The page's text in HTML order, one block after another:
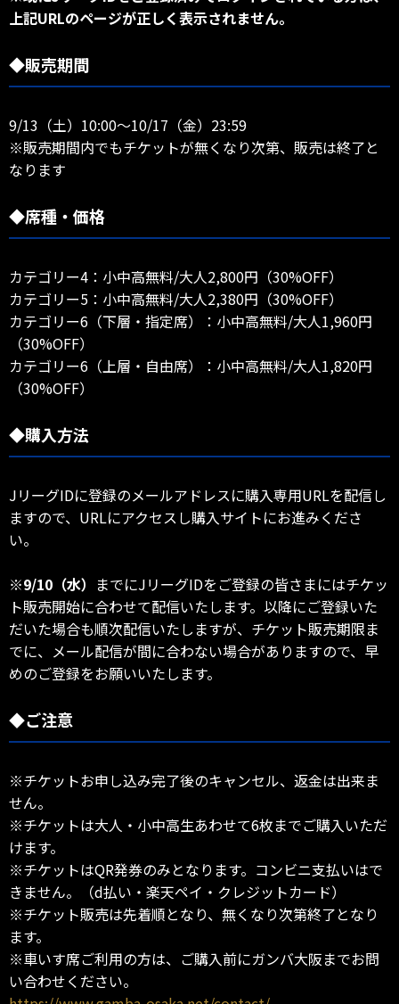
上記URLのページが正しく表示されません。
◆販売期間
9/13（土）10:00～10/17（金）23:59
※販売期間内でもチケットが無くなり次第、販売は終了と
なります
◆席種・価格
カテゴリー4：小中高無料/大人2,800円（30%OFF）
カテゴリー5：小中高無料/大人2,380円（30%OFF）
カテゴリー6（下層・指定席）：小中高無料/大人1,960円
（30%OFF）
カテゴリー6（上層・自由席）：小中高無料/大人1,820円
（30%OFF）
◆購入方法
JリーグIDに登録のメールアドレスに購入専用URLを配信し
ますので、URLにアクセスし購入サイトにお進みくださ
い。
※9/10（水） までにJリーグIDをご登録の皆さまにはチケッ
ト販売開始に合わせて配信いたします。以降にご登録いた
だいた場合も順次配信いたしますが、チケット販売期限ま
でに、メール配信が間に合わない場合がありますので、早
めのご登録をお願いいたします。
◆ご注意
※チケットお申し込み完了後のキャンセル、返金は出来ま
せん。
※チケットは大人・小中高生あわせて6枚までご購入いただ
けます。
※チケットはQR発券のみとなります。コンビニ支払いはで
きません。（d払い・楽天ペイ・クレジットカード）
※チケット販売は先着順となり、無くなり次第終了となり
ます。
※車いす席ご利用の方は、ご購入前にガンバ大阪までお問
い合わせください。